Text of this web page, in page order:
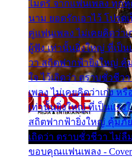
ไมตรี จากแฟนเพลง ทุก
นาม ยอดรักเอาไว้ โปรด
คู่แฟนเพลง ไม่เคยคิดว่า
ผู้ฟัง เท่านั้นยิ่งใหญ่ ที่เป็น
วา สถิตฟากฟ้ายิ่งใหญ่ คุ้
ใจ ไว้เถิดว่า ตราบชั่วชี
เพลง ไม่เคยคิดว่าเก่ง ห
เท่านั้นยิ่งใหญ่ ที่เป็นแรง
สถิตฟากฟ้ายิ่งใหญ่ คุ้มภัย
เถิดว่า ตราบชั่วชีวา ไม่ลื
ขอบคุณแฟนเพลง -